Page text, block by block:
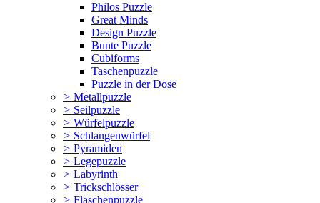
Philos Puzzle
Great Minds
Design Puzzle
Bunte Puzzle
Cubiforms
Taschenpuzzle
Puzzle in der Dose
> Metallpuzzle
> Seilpuzzle
> Würfelpuzzle
> Schlangenwürfel
> Pyramiden
> Legepuzzle
> Labyrinth
> Trickschlösser
> Flaschenpuzzle